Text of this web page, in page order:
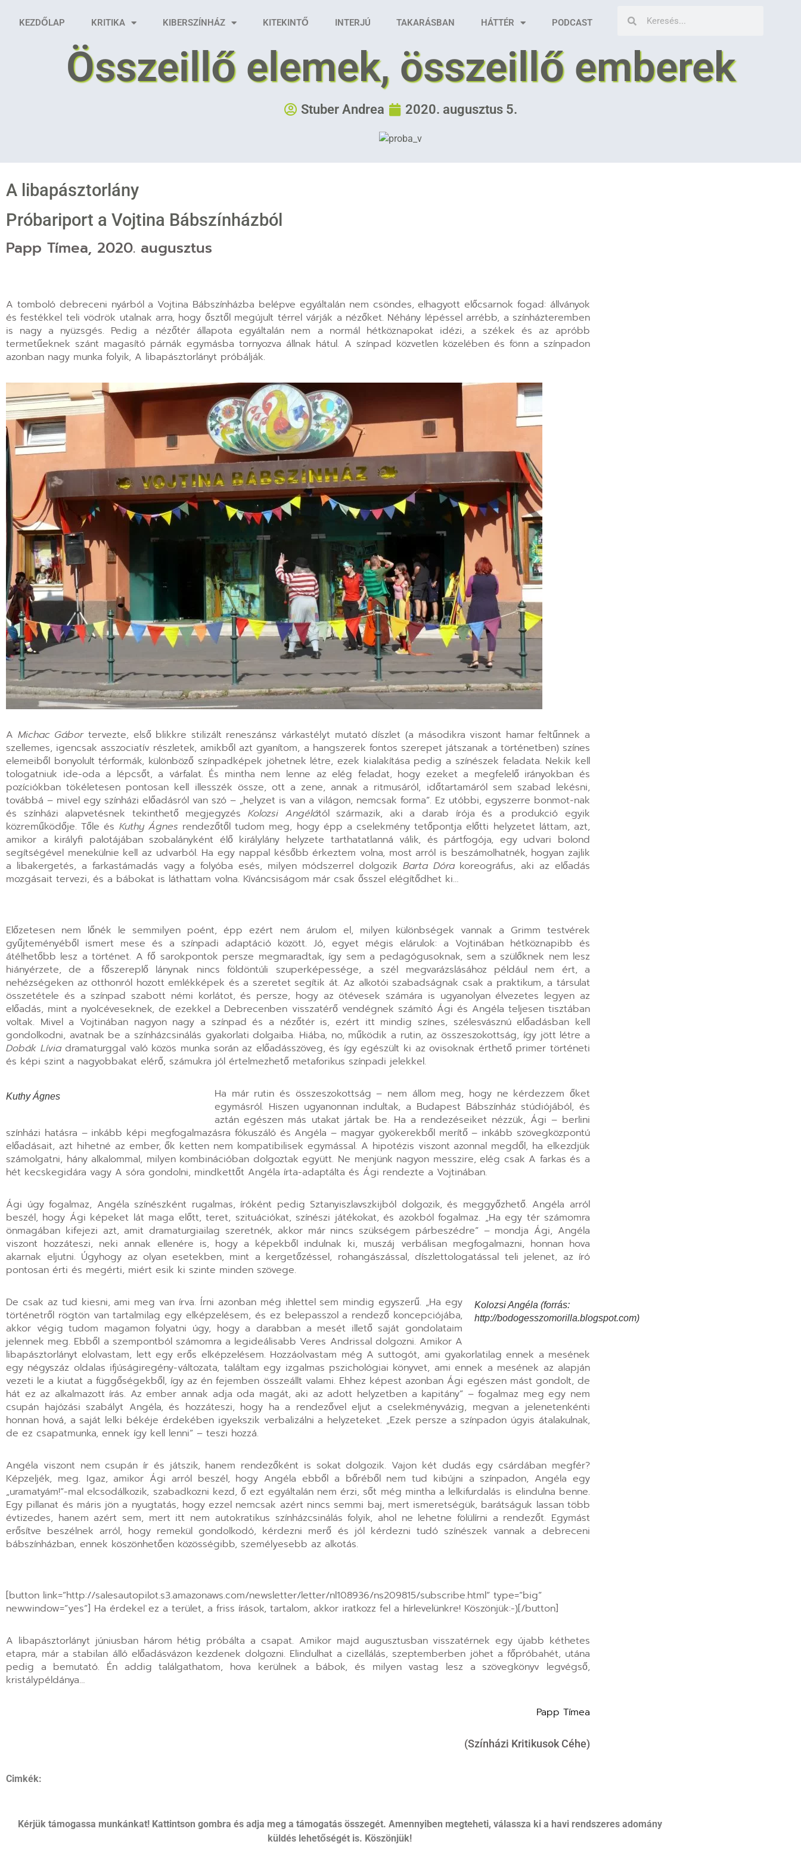
KEZDŐLAP KRITIKA KIBERSZÍNHÁZ KITEKINTŐ INTERJÚ TAKARÁSBAN HÁTTÉR PODCAST
Összeillő elemek, összeillő emberek
Stuber Andrea 2020. augusztus 5.
A libapásztorlány
Próbariport a Vojtina Bábszínházból
Papp Tímea, 2020. augusztus
A tomboló debreceni nyárból a Vojtina Bábszínházba belépve egyáltalán nem csöndes, elhagyott előcsarnok fogad: állványok
és festékkel teli vödrök utalnak arra, hogy ősztől megújult térrel várják a nézőket. Néhány lépéssel arrébb, a színházteremben
is nagy a nyüzsgés. Pedig a nézőtér állapota egyáltalán nem a normál hétköznapokat idézi, a székek és az apróbb
termetűeknek szánt magasító párnák egymásba tornyozva állnak hátul. A színpad közvetlen közelében és fönn a színpadon
azonban nagy munka folyik, A libapásztorlányt próbálják.
A Michac Gábortervezte, első blikkre stilizált reneszánsz várkastélyt mutató díszlet (a másodikra viszont hamar feltűnnek a
szellemes, igencsak asszociatív részletek, amikből azt gyanítom, a hangszerek fontos szerepet játszanak a történetben) színes
elemeiből bonyolult térformák, különböző színpadképek jöhetnek létre, ezek kialakítása pedig a színészek feladata. Nekik kell
tologatniuk ide-oda a lépcsőt, a várfalat. És mintha nem lenne az elég feladat, hogy ezeket a megfelelő irányokban és
pozíciókban tökéletesen pontosan kell illesszék össze, ott a zene, annak a ritmusáról, időtartamáról sem szabad lekésni,
továbbá – mivel egy színházi előadásról van szó – „helyzet is van a világon, nemcsak forma”. Ez utóbbi, egyszerre bonmot-nak
és színházi alapvetésnek tekinthető megjegyzés Kolozsi Angélától származik, aki a darab írója és a produkció egyik
közreműködője. Tőle és Kuthy Ágnes rendezőtől tudom meg, hogy épp a cselekmény tetőpontja előtti helyzetet láttam, azt,
amikor a királyfi palotájában szobalányként élő királylány helyzete tarthatatlanná válik, és pártfogója, egy udvari bolond
segítségével menekülnie kell az udvarból. Ha egy nappal később érkeztem volna, most arról is beszámolhatnék, hogyan zajlik
a libakergetés, a farkastámadás vagy a folyóba esés, milyen módszerrel dolgozik Barta Dórakoreográfus, aki az előadás
mozgásait tervezi, és a bábokat is láthattam volna. Kíváncsiságom már csak ősszel elégítődhet ki…
Előzetesen nem lőnék le semmilyen poént, épp ezért nem árulom el, milyen különbségek vannak a Grimm testvérek
gyűjteményéből ismert mese és a színpadi adaptáció között. Jó, egyet mégis elárulok: a Vojtinában hétköznapibb és
átélhetőbb lesz a történet. A fő sarokpontok persze megmaradtak, így sem a pedagógusoknak, sem a szülőknek nem lesz
hiányérzete, de a főszereplő lánynak nincs földöntúli szuperképessége, a szél megvarázslásához például nem ért, a
nehézségeken az otthonról hozott emlékképek és a szeretet segítik át. Az alkotói szabadságnak csak a praktikum, a társulat
összetétele és a színpad szabott némi korlátot, és persze, hogy az ötévesek számára is ugyanolyan élvezetes legyen az
előadás, mint a nyolcéveseknek, de ezekkel a Debrecenben visszatérő vendégnek számító Ági és Angéla teljesen tisztában
voltak. Mivel a Vojtinában nagyon nagy a színpad és a nézőtér is, ezért itt mindig színes, szélesvásznú előadásban kell
gondolkodni, avatnak be a színházcsinálás gyakorlati dolgaiba. Hiába, no, működik a rutin, az összeszokottság, így jött létre a
Dobák Líviadramaturggal való közös munka során az előadásszöveg, és így egészült ki az ovisoknak érthető primer történeti
és képi szint a nagyobbakat elérő, számukra jól értelmezhető metaforikus színpadi jelekkel.
Kuthy Ágnes
Ha már rutin és összeszokottság – nem állom meg, hogy ne kérdezzem őket
egymásról. Hiszen ugyanonnan indultak, a Budapest Bábszínház stúdiójából, és
aztán egészen más utakat jártak be. Ha a rendezéseiket nézzük, Ági – berlini
színházi hatásra – inkább képi megfogalmazásra fókuszáló és Angéla – magyar gyökerekből merítő – inkább szövegközpontú
előadásait, azt hihetné az ember, ők ketten nem kompatibilisek egymással. A hipotézis viszont azonnal megdől, ha elkezdjük
számolgatni, hány alkalommal, milyen kombinációban dolgoztak együtt. Ne menjünk nagyon messzire, elég csak A farkas és a
hét kecskegidára vagy A sóra gondolni, mindkettőt Angéla írta-adaptálta és Ági rendezte a Vojtinában.
Ági úgy fogalmaz, Angéla színészként rugalmas, íróként pedig Sztanyiszlavszkijból dolgozik, és meggyőzhető. Angéla arról
beszél, hogy Ági képeket lát maga előtt, teret, szituációkat, színészi játékokat, és azokból fogalmaz. „Ha egy tér számomra
önmagában kifejezi azt, amit dramaturgiailag szeretnék, akkor már nincs szükségem párbeszédre” – mondja Ági, Angéla
viszont hozzáteszi, neki annak ellenére is, hogy a képekből indulnak ki, muszáj verbálisan megfogalmazni, honnan hova
akarnak eljutni. Úgyhogy az olyan esetekben, mint a kergetőzéssel, rohangászással, díszlettologatással teli jelenet, az író
pontosan érti és megérti, miért esik ki szinte minden szövege.
Kolozsi Angéla (forrás:
http://bodogesszomorilla.blogspot.com)
De csak az tud kiesni, ami meg van írva. Írni azonban még ihlettel sem mindig egyszerű. „Ha egy
történetről rögtön van tartalmilag egy elképzelésem, és ez belepasszol a rendező koncepciójába,
akkor végig tudom magamon folyatni úgy, hogy a darabban a mesét illető saját gondolataim
jelennek meg. Ebből a szempontból számomra a legideálisabb Veres Andrissal dolgozni. Amikor A
libapásztorlányt elolvastam, lett egy erős elképzelésem. Hozzáolvastam még A suttogót, ami gyakorlatilag ennek a mesének
egy négyszáz oldalas ifjúságiregény-változata, találtam egy izgalmas pszichológiai könyvet, ami ennek a mesének az alapján
vezeti le a kiutat a függőségekből, így az én fejemben összeállt valami. Ehhez képest azonban Ági egészen mást gondolt, de
hát ez az alkalmazott írás. Az ember annak adja oda magát, aki az adott helyzetben a kapitány” – fogalmaz meg egy nem
csupán hajózási szabályt Angéla, és hozzáteszi, hogy ha a rendezővel eljut a cselekményvázig, megvan a jelenetenkénti
honnan hová, a saját lelki békéje érdekében igyekszik verbalizálni a helyzeteket. „Ezek persze a színpadon úgyis átalakulnak,
de ez csapatmunka, ennek így kell lenni” – teszi hozzá.
Angéla viszont nem csupán ír és játszik, hanem rendezőként is sokat dolgozik. Vajon két dudás egy csárdában megfér?
Képzeljék, meg. Igaz, amikor Ági arról beszél, hogy Angéla ebből a bőréből nem tud kibújni a színpadon, Angéla egy
„uramatyám!”-mal elcsodálkozik, szabadkozni kezd, ő ezt egyáltalán nem érzi, sőt még mintha a lelkifurdalás is elindulna benne.
Egy pillanat és máris jön a nyugtatás, hogy ezzel nemcsak azért nincs semmi baj, mert ismeretségük, barátságuk lassan több
évtizedes, hanem azért sem, mert itt nem autokratikus színházcsinálás folyik, ahol ne lehetne fölülírni a rendezőt. Egymást
erősítve beszélnek arról, hogy remekül gondolkodó, kérdezni merő és jól kérdezni tudó színészek vannak a debreceni
bábszínházban, ennek köszönhetően közösségibb, személyesebb az alkotás.
[button link=”http://salesautopilot.s3.amazonaws.com/newsletter/letter/nl108936/ns209815/subscribe.html” type=”big”
newwindow=”yes”] Ha érdekel ez a terület, a friss írások, tartalom, akkor iratkozz fel a hírlevelünkre! Köszönjük:-)[/button]
A libapásztorlányt júniusban három hétig próbálta a csapat. Amikor majd augusztusban visszatérnek egy újabb kéthetes
etapra, már a stabilan álló előadásvázon kezdenek dolgozni. Elindulhat a cizellálás, szeptemberben jöhet a főpróbahét, utána
pedig a bemutató. Én addig találgathatom, hova kerülnek a bábok, és milyen vastag lesz a szövegkönyv legvégső,
kristálypéldánya…
Papp Tímea
(Színházi Kritikusok Céhe)
Cimkék:
Kérjük támogassa munkánkat! Kattintson gombra és adja meg a támogatás összegét. Amennyiben megteheti, válassza ki a havi rendszeres adomány
küldés lehetőségét is. Köszönjük!